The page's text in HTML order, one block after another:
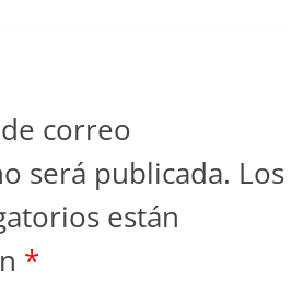
correo
será publicada. Los
están
*